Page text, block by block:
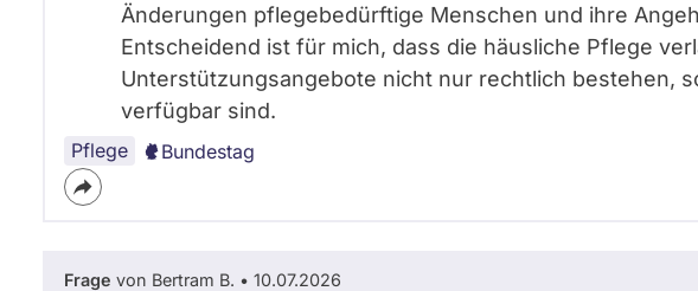
Änderungen pflegebedürftige Menschen und ihre
Entscheidend ist für mich, dass die häusliche Pflege
Unterstützungsangebote nicht nur rechtlich bestehen,
verfügbar sind.
Pflege Bundestag
Frage von Bertram B. • 10.07.2026